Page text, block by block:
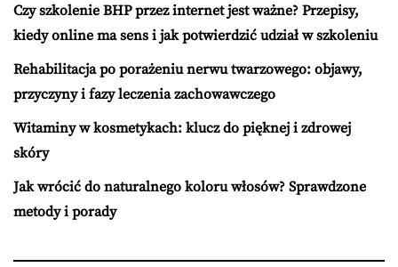
Czy szkolenie BHP przez internet jest ważne? Przepisy,
kiedy online ma sens i jak potwierdzić udział w szkoleniu
Rehabilitacja po porażeniu nerwu twarzowego: objawy,
przyczyny i fazy leczenia zachowawczego
Witaminy w kosmetykach: klucz do pięknej i zdrowej
skóry
Jak wrócić do naturalnego koloru włosów? Sprawdzone
metody i porady